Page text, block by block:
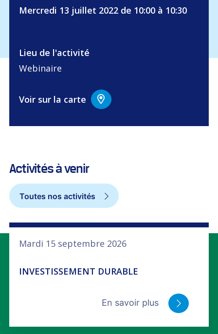
Mercredi 13 juillet 2022 de 10:00 à 10:30
Lieu de l'activité
Webinaire
Voir sur la carte
Activités à venir
Toutes nos activités
Mardi 15 septembre 2026
INVESTISSEMENT DURABLE
En savoir plus